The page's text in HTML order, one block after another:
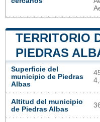
TERRITORIO
PIEDRAS
Superficie del
municipio de Piedras
Albas
Altitud del municipio
de Piedras Albas